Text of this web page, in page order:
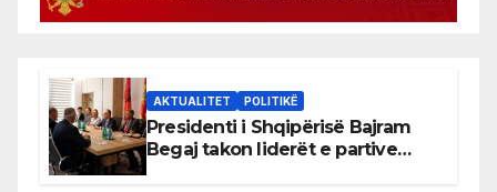
AKTUALITET POLITIKË
Presidenti i Shqipërisë Bajram
Begaj takon liderët e partive